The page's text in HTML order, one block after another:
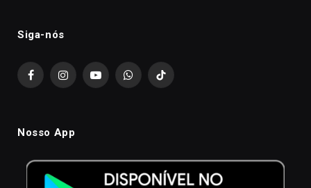
Siga-nós
FacebookInstagramYouTubeWhatsAppTikTok
Nosso App